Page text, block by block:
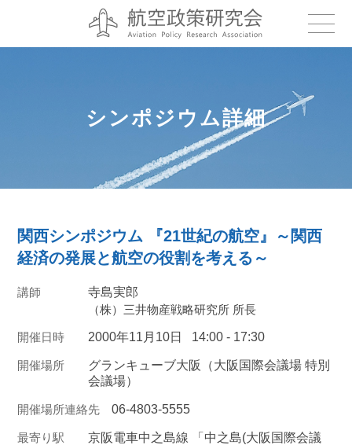
シンポジウム詳細
関西シンポジウム 『21世紀の航空』～関西
経済の発展と航空の役割を考える～
講師
寺島実郎
（株）三井物産戦略研究所 所長
開催日時 2000年11月10日 14:00 - 17:30
開催場所
グランキューブ大阪（大阪国際会議場 特別
会議場）
開催場所連絡先 06-4803-5555
最寄り駅
京阪電車中之島線 「中之島(大阪国際会議